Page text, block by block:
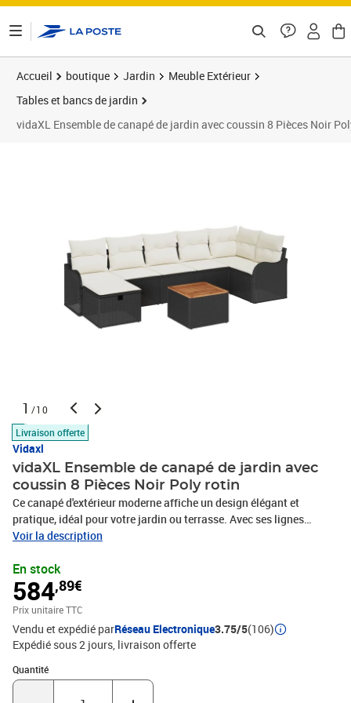
Accueil boutique Jardin
Meuble Extérieur
Tables et bancs de jardin
vidaXL Ensemble de canapé de jardin avec coussin 8 Pièces Noir
1 /10
Livraison offerte
Vidaxl
vidaXL Ensemble de canapé de jardin avec
coussin 8 Pièces Noir Poly rotin
Ce canapé d'extérieur moderne affiche un design élégant et
pratique, idéal pour votre jardin ou terrasse. Avec ses lignes
épurées et son style minimaliste, il combine l'élégance et la
les soirées cosy. Imaginez un espace relaxant où accueillir vos
amis ou vous plonger dans votre bouquin préféré au beau milieu
de la nature. Son agencement adaptable vous laisse jouer avec les
configurations pour coller à n'importe quel espace extérieur, tout
en garantissant confort et style. Matériaux : Le canapé est fait
d'un mélange de poly rattan et de bois d'acacia solide, alliant
esthétique et fonctionnalité. Le poly rattan est super résistant
pour l'extérieur, protégeant des UV et du mauvais temps, tandis
Voir la description
En stock
584,89€
Prix unitaire TTC
Vendu et expédié parRéseau Electronique3.75/5(106)
Expédié sous 2 jours livraison offerte
Quantité
Quantité : 1